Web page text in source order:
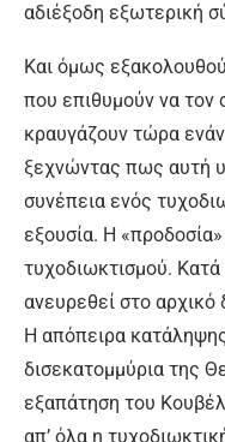
αδιέξοδη εξωτερική
Και όμως
που επιθυμούν να τον
κραυγάζουν τώρα
ξεχνώντας πως αυτή
συνέπεια ενός
εξουσία. Η
τυχοδιωκτισμού.
ανευρεθεί στο αρχικό
Η απόπειρα
δισεκατομμύρια της
εξαπάτηση του
απ’ όλα η